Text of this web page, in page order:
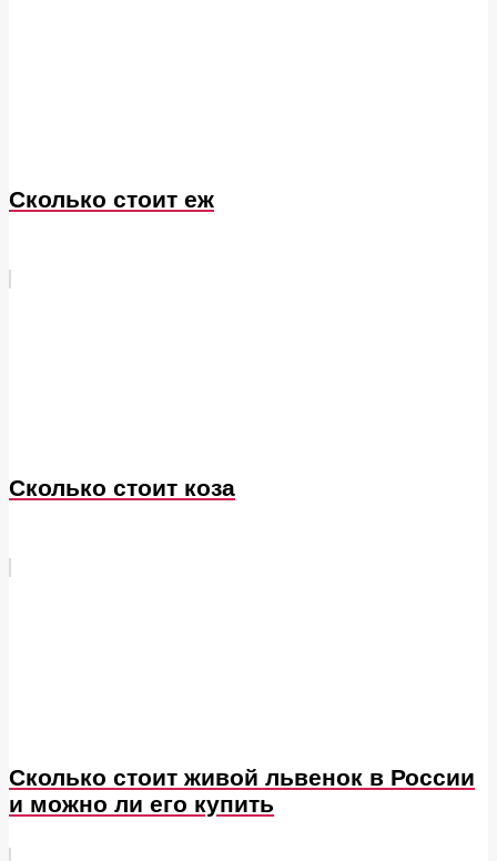
Сколько стоит еж
Сколько стоит коза
Сколько стоит живой львенок в России
и можно ли его купить